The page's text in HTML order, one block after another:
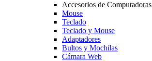
Accesorios de Computadoras
Mouse
Teclado
Teclado y Mouse
Adaptadores
Bultos y Mochilas
Cámara Web